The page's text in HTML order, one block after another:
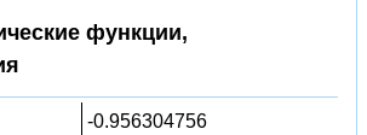
функции,
-0.956304756